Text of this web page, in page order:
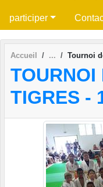
participer
Accueil Tournoi
TOURNOI
TIGRES -